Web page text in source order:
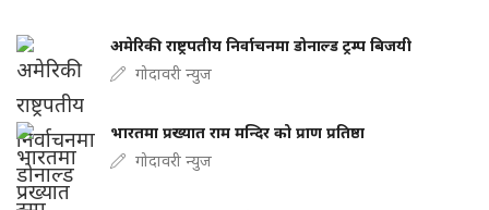
अमेरिकी राष्ट्रपतीय निर्वाचनमा डोनाल्ड ट्रम्प बिजयी
गोदावरी न्युज
भारतमा प्रख्यात राम मन्दिर को प्राण प्रतिष्ठा
गोदावरी न्युज